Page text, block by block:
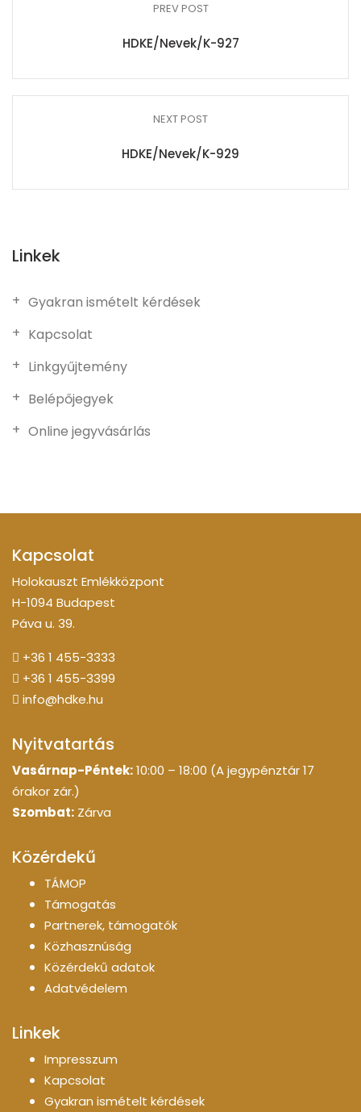
PREV POST
HDKE/Nevek/K-927
NEXT POST
HDKE/Nevek/K-929
Linkek
Gyakran ismételt kérdések
Kapcsolat
Linkgyűjtemény
Belépőjegyek
Online jegyvásárlás
Kapcsolat
Holokauszt Emlékközpont
H-1094 Budapest
Páva u. 39.
+36 1 455-3333
+36 1 455-3399
info@hdke.hu
Nyitvatartás
Vasárnap-Péntek:10:00 – 18:00 (A jegypénztár 17
órakor zár.)
Szombat: Zárva
Közérdekű
TÁMOP
Támogatás
Partnerek, támogatók
Közhasznúság
Közérdekű adatok
Adatvédelem
Linkek
Impresszum
Kapcsolat
Gyakran ismételt kérdések